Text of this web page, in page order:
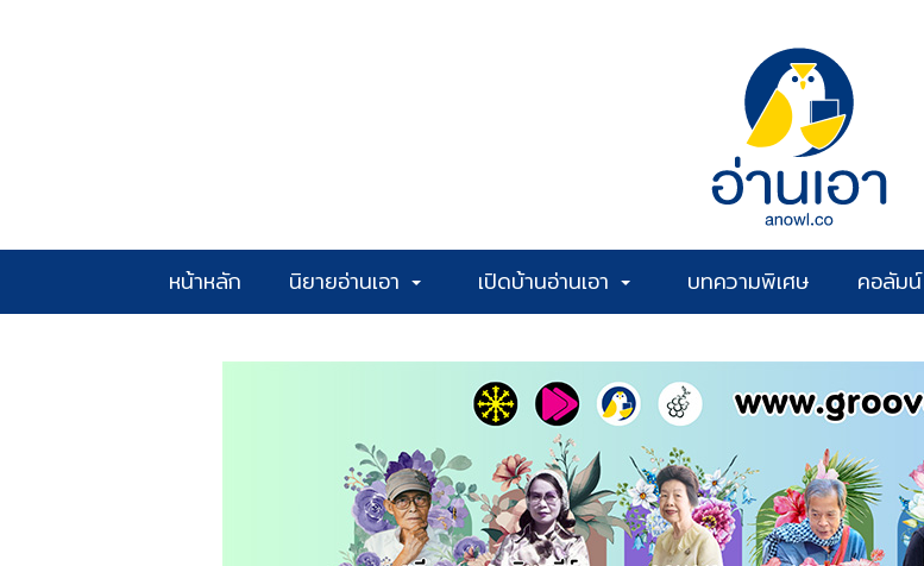
หน้าหลัก นิยายอ่านเอา เปิดบ้านอ่านเอา บทความพิเศษ คอลัมน์